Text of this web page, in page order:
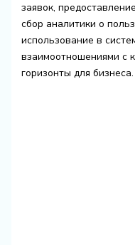
заявок,
сбор аналитики о
использование в
взаимоотношениями с
горизонты для бизнеса.